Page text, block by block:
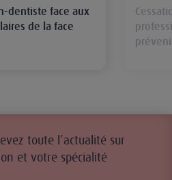
dentiste face aux
de la face
toute l’actualité sur
et votre spécialité